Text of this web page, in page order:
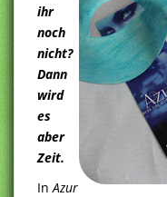
ihr
noch
nicht?
Dann
wird
es
aber
Zeit.
InAzur